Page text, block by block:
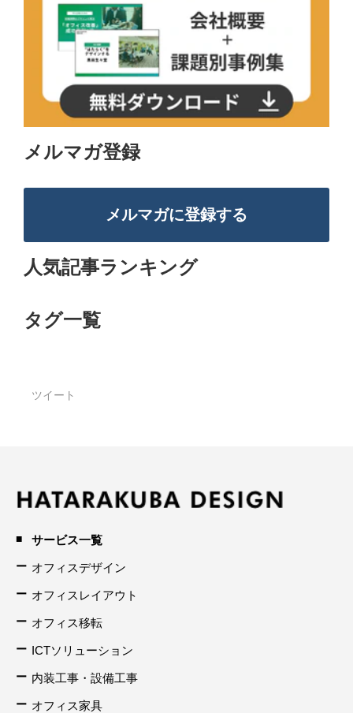
メルマガ登録
メルマガに登録する
人気記事ランキング
タグ一覧
ツイート
サービス一覧
オフィスデザイン
オフィスレイアウト
オフィス移転
ICTソリューション
内装工事・設備工事
オフィス家具